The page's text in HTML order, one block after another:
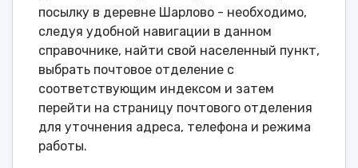
посылку в деревне Шарлово - необходимо,
следуя удобной навигации в данном
справочнике, найти свой населенный пункт,
выбрать почтовое отделение с
соответствующим индексом и затем
перейти на страницу почтового отделения
для уточнения адреса, телефона и режима
работы.